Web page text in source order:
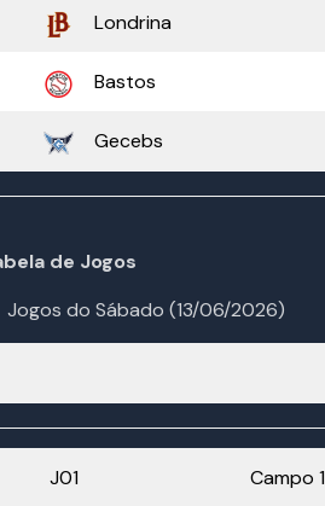
Londrina
Bastos
Gecebs
de Jogos
Jogos do Sábado (13/06/2026)
J01 Campo 1